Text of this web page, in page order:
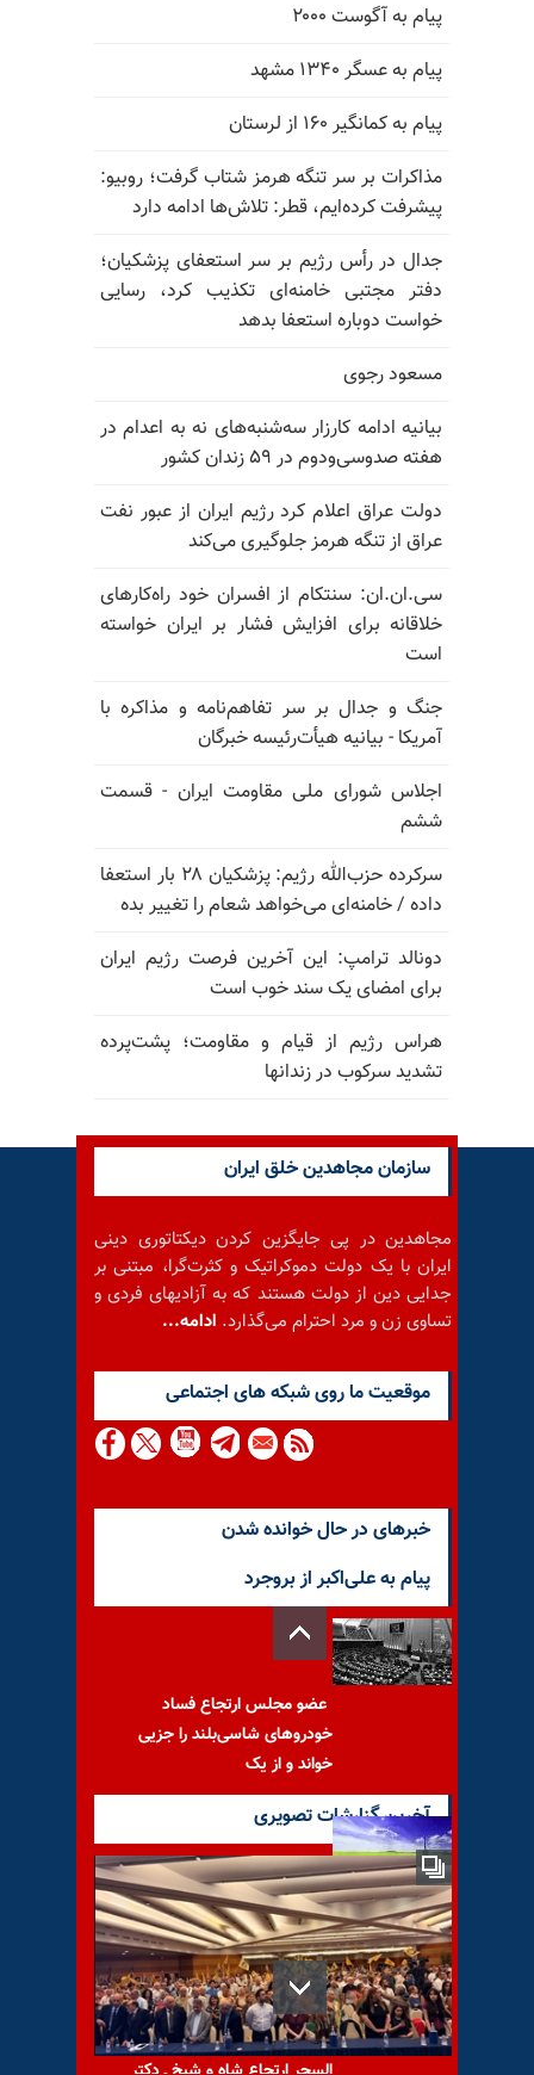
پیام به آگوست ۲۰۰۰
پیام به عسگر ۱۳۴۰ مشهد
پیام به کمانگیر ۱۶۰ از لرستان
مذاکرات بر سر تنگه هرمز شتاب گرفت؛ روبیو:
پیشرفت کرده‌ایم، قطر: تلاش‌ها ادامه دارد
جدال در رأس رژیم بر سر استعفای پزشکیان؛
دفتر مجتبی خامنه‌ای تکذیب کرد، رسایی
خواست دوباره استعفا بدهد
مسعود رجوی
بیانیه ادامه کارزار سه‌شنبه‌های نه به اعدام در
هفته صدوسی‌و‌دوم در ۵۹ زندان کشور
دولت عراق اعلام کرد رژیم ایران از عبور نفت
عراق از تنگه هرمز جلوگیری می‌کند
سی.ان.ان: سنتکام از افسران خود راه‌کارهای
خلاقانه برای افزایش فشار بر ایران خواسته
است
جنگ و جدال بر سر تفاهم‌نامه و مذاکره با
آمریکا - بیانیه هیأت‌رئیسه خبرگان
اجلاس شورای ملی مقاومت ایران - قسمت
ششم
سرکرده حزب‌الله رژیم: پزشکیان ۲۸ بار استعفا
داده / خامنه‌ای می‌خواهد شعام را تغییر بده
دونالد ترامپ: این آخرین فرصت رژیم ایران
برای امضای یک سند خوب است
هراس رژیم از قیام و مقاومت؛ پشت‌پرده
تشدید سرکوب در زندانها
سازمان مجاهدین خلق ایران
مجاهدین در پی جایگزین کردن دیکتاتوری دینی
ایران با یک دولت دموکراتیک و کثرت‌گرا، مبتنی بر
جدایی دین از دولت هستند که به آزادیهای فردی و
تساوی زن و مرد احترام می‌گذارد. ادامه...
موقعيت ما روى شبكه هاى اجتماعى
خبرهای در حال خوانده شدن
پیام به علی‌اکبر از بروجرد
عضو مجلس ارتجاع فساد
خودروهای شاسی‌بلند را جزیی
خواند و از یک
پیام به ابوعدای Abo Oday
استراتژی مقاومت ایران؛ باطل
آخرین گزارشات تصویری